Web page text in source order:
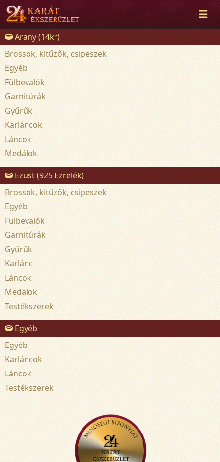
Arany (14kr)
Brossok, kitűzők, csipeszek
Egyéb
Fülbevalók
Garnitúrák
Gyűrűk
Karláncok
Láncok
Medálok
Ezüst (925 Ezrelék)
Brossok, kitűzők, csipeszek
Egyéb
Fülbevalók
Garnitúrák
Gyűrűk
Karlánc
Láncok
Medálok
Testékszerek
Egyéb
Egyéb
Karláncok
Láncok
Testékszerek